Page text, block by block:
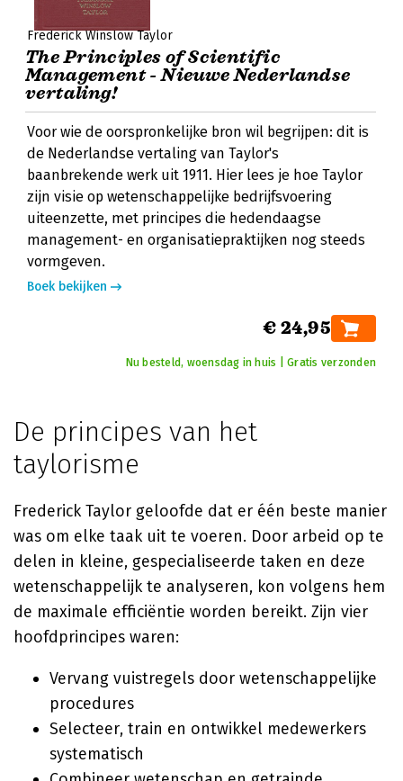
Frederick Winslow Taylor
The Principles of Scientific
Management - Nieuwe Nederlandse
vertaling!
Voor wie de oorspronkelijke bron wil begrijpen: dit is
de Nederlandse vertaling van Taylor's
baanbrekende werk uit 1911. Hier lees je hoe Taylor
zijn visie op wetenschappelijke bedrijfsvoering
uiteenzette, met principes die hedendaagse
management- en organisatiepraktijken nog steeds
vormgeven.
Boek bekijken
€ 24,95
Nu besteld, woensdag in huis | Gratis verzonden
De principes van het
taylorisme
Frederick Taylor geloofde dat er één beste manier
was om elke taak uit te voeren. Door arbeid op te
delen in kleine, gespecialiseerde taken en deze
wetenschappelijk te analyseren, kon volgens hem
de maximale efficiëntie worden bereikt. Zijn vier
hoofdprincipes waren:
Vervang vuistregels door wetenschappelijke
procedures
Selecteer, train en ontwikkel medewerkers
systematisch